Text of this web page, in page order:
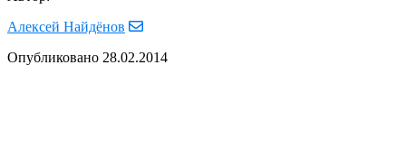
Алексей Найдёнов
Опубликовано 28.02.2014